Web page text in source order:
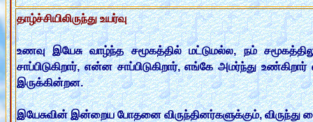
தாழ்ச்சியிலிருந்து உயர்வு
உணவு இயேசு வாழ்ந்த சமூகத்தில் மட்டுமல்ல, நம்
சாப்பிடுகிறார், என்ன சாப்பிடுகிறார், எங்கே அமர்ந்து
இருக்கின்றன.
இயேசுவின் இன்றைய போதனை விருந்தினர்களுக்கும்,